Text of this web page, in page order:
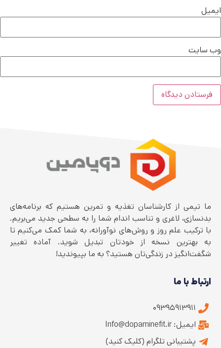
ایمیل
وب‌ سایت
ما تیمی از کارشناسان تغذیه و تمرین هستیم که برنامه‌های
بدنسازی، لاغری و تناسب اندام شما را به سطحی جدید می‌بریم.
با ترکیب علم روز و روش‌های نوآورانه، به شما کمک می‌کنیم تا
به بهترین نسخه از خودتان تبدیل شوید. آماده تغییر
شگفت‌انگیز در زندگی‌تان هستید؟ به ما بپیوندید!
ارتباط با ما
۰۹۳۹۵۹۱۳۹۱۱
ایمیل: Info@dopaminefit.ir
پشتیبانی تلگرام (کلیک کنید)